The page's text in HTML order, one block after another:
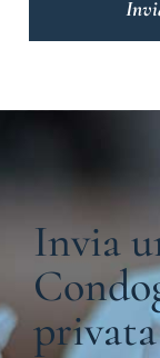
Invia